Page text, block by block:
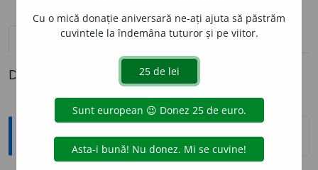
definiții (1) pronunțievolume_up (45)
Definiția cu ID-ul 929001:
Explicative DEX
Cu o mică donație aniversară ne-ați ajuta să păstrăm
cuvintele la îndemâna tuturor și pe viitor.